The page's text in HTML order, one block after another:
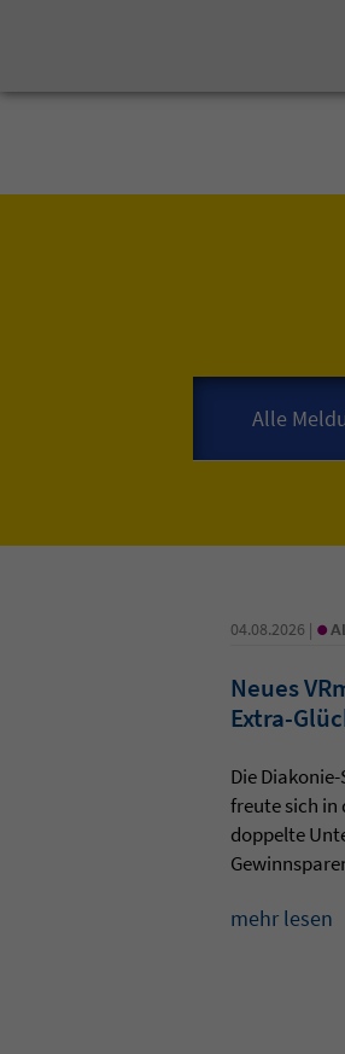
04.08.2026 | •
Neues
Extra-
Die
freute sich in
doppelte
mehr lesen